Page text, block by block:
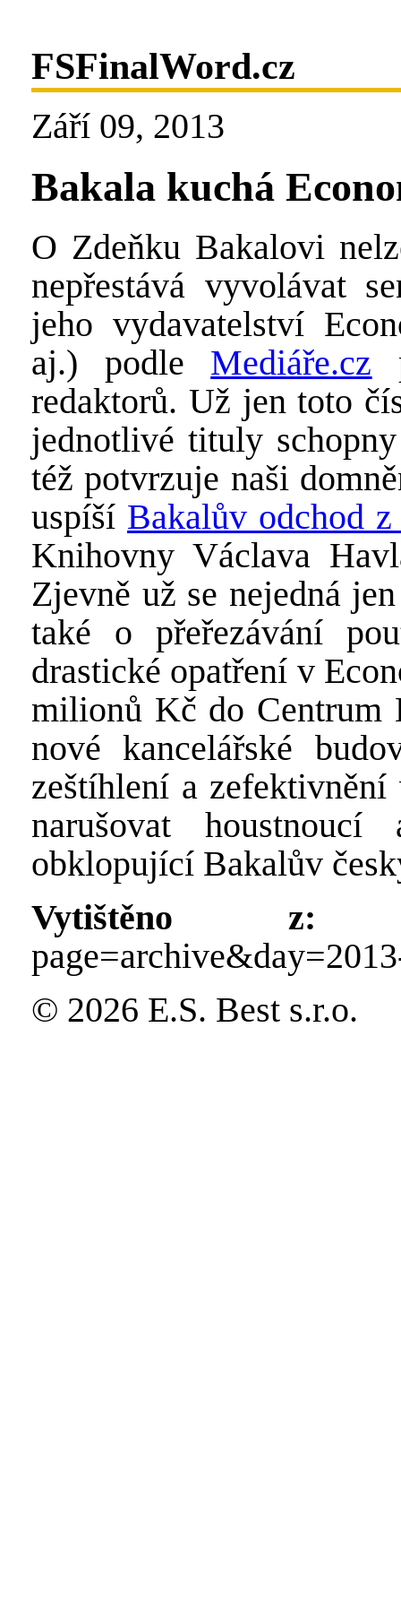
FSFinalWord.cz
Září 09, 2013
Bakala kuchá
O Zdeňku Bakalovi
nepřestává vyvolávat
jeho vydavatelství
aj.) podle Mediáře.cz
redaktorů. Už jen toto
jednotlivé tituly
též potvrzuje naši
uspíší Bakalův odchod
Knihovny Václava
Zjevně už se nejedná
také o přeřezávání
drastické opatření v
milionů Kč do Centrum
nové kancelářské
zeštíhlení a
narušovat
obklopující Bakalův
Vytištěno z:
© 2026 E.S. Best s.r.o.